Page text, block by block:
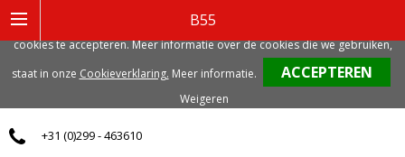
B55
0
+31 (0)299 - 463610
gerelateerde cookies. Voor de beste gebruikerservaring, adviseren we deze
cookies te accepteren. Meer informatie over de cookies die we gebruiken,
staat in onze Cookieverklaring. Meer informatie.
Weigeren